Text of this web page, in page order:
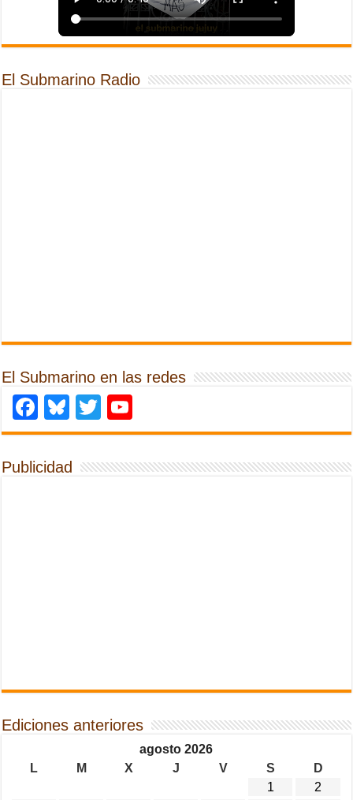
El Submarino Radio
El Submarino en las redes
Facebook
Bluesky
Twitter
Publicidad
Ediciones anteriores
agosto 2026
L
M X J V S
D
1
2